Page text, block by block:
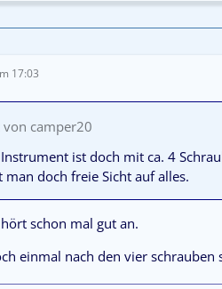
17:03
camper20
ist doch mit ca. 4
man doch freie Sicht auf alles.
schon mal gut an.
einmal nach den vier schrauben